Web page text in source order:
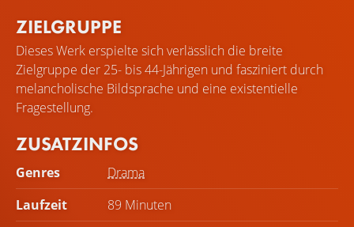
ZIELGRUPPE
Dieses Werk erspielte sich verlässlich die breite
Zielgruppe der 25- bis 44-Jährigen und fasziniert durch
melancholische Bildsprache und eine existentielle
Fragestellung.
ZUSATZINFOS
Genres
Drama
Laufzeit
89 Minuten